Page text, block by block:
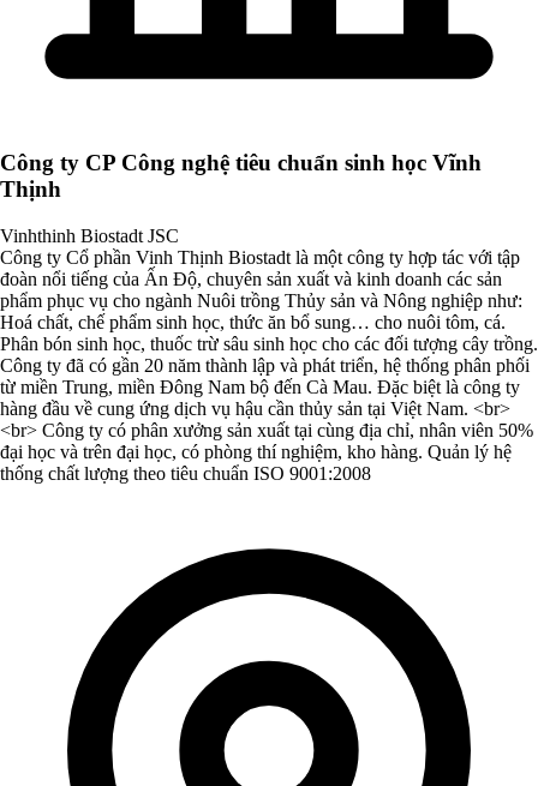
Công ty CP Công nghệ tiêu chuẩn sinh học Vĩnh
Thịnh
Vinhthinh Biostadt JSC
Công ty Cổ phần Vinh Thịnh Biostadt là một công ty hợp tác với tập
đoàn nổi tiếng của Ấn Độ, chuyên sản xuất và kinh doanh các sản
phẩm phục vụ cho ngành Nuôi trồng Thủy sản và Nông nghiệp như:
Hoá chất, chế phẩm sinh học, thức ăn bổ sung… cho nuôi tôm, cá.
Phân bón sinh học, thuốc trừ sâu sinh học cho các đối tượng cây trồng.
Công ty đã có gần 20 năm thành lập và phát triển, hệ thống phân phối
từ miền Trung, miền Đông Nam bộ đến Cà Mau. Đặc biệt là công ty
hàng đầu về cung ứng dịch vụ hậu cần thủy sản tại Việt Nam. <br>
<br> Công ty có phân xưởng sản xuất tại cùng địa chỉ, nhân viên 50%
đại học và trên đại học, có phòng thí nghiệm, kho hàng. Quản lý hệ
thống chất lượng theo tiêu chuẩn ISO 9001:2008